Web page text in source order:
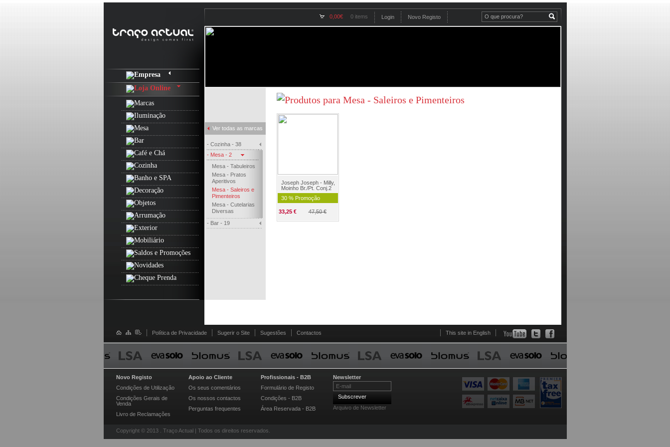
Login Novo Registo
0,00€ 0 items
Todas as Marcas
Eva Solo
Eva Trio
Kosta Boda
Blomus
Flos
Oty Light
Leucos
Menu
Lsa – International
Philippi
Plumen by Hulger
Cutipol
Traço Actual
Zack
Joseph Joseph
Vibia
TA - Div.Fios e Cabos
TA - Div.Suportes e
Vista Alegre Atlantis
Black + Blum
OLuce
Ver todas as marcas
- Cozinha - 38
- Mesa - 2
Mesa - Tabuleiros
Mesa - Pratos
Aperitivos
Mesa - Saleiros e
Pimenteiros
Mesa - Cutelarias
Diversas
- Bar - 19
Joseph Joseph - Milly,
Moinho Br./Pt. Conj.2
30 % Promoção
33,25 € 47,50 €
Política de Privacidade Sugerir o Site Sugestões Contactos This site in English
Novo Registo
Condições de Utilização
Condições Gerais de
Venda
Livro de Reclamações
Apoio ao Cliente
Os seus comentários
Os nossos contactos
Perguntas frequentes
Profissionais - B2B
Formulário de Registo
Condições - B2B
Área Reservada - B2B
Newsletter
Subscrever
Arquivo de Newsletter
Copyright © 2013 . Traço Actual | Todos os direitos reservados.